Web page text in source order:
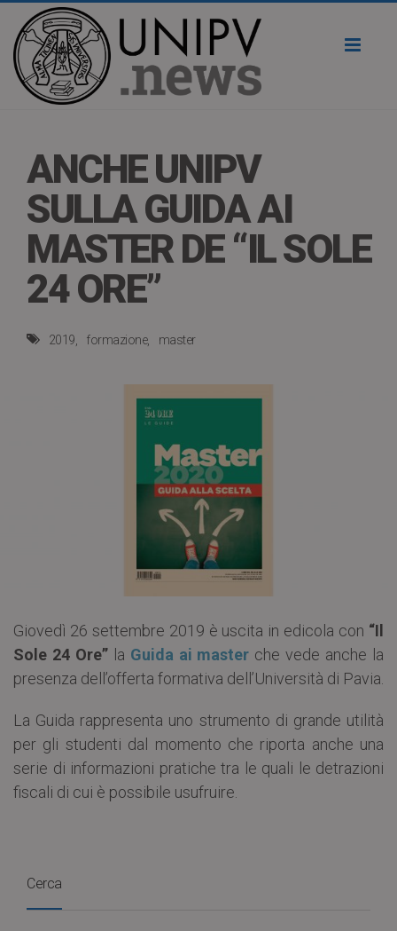
ANCHE UNIPV
SULLA GUIDA AI
MASTER DE “IL SOLE
24 ORE”
2019 formazione master
Giovedì 26 settembre 2019 è uscita in edicola con “Il
Sole 24 Ore”la Guida ai master che vede anche la
presenza dell’offerta formativa dell’Università di Pavia.
La Guida rappresenta uno strumento di grande utilità
per gli studenti dal momento che riporta anche una
serie di informazioni pratiche tra le quali le detrazioni
fiscali di cui è possibile usufruire.
Cerca